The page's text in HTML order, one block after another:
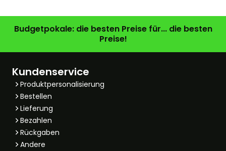
Budgetpokale: die besten Preise für... die besten
Preise!
Kundenservice
Produktpersonalisierung
Bestellen
Lieferung
Bezahlen
Rückgaben
Andere